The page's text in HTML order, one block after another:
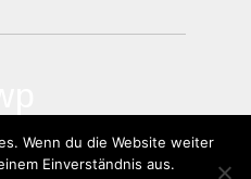
NOTICES
GERMANY
Wenn du die Website weiter
Einverständnis aus.